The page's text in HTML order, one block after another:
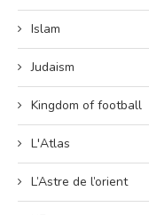
Islam
Judaism
Kingdom of football
L'Atlas
L’Astre de l’orient